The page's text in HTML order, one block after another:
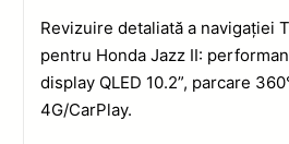
Revizuire detaliată a navigației
pentru Honda Jazz II:
display QLED 10.2”, parcare
4G/CarPlay.